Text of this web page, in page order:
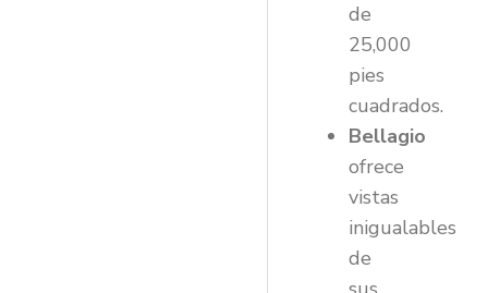
de
25,000
pies
cuadrados.
Bellagio
ofrece
vistas
inigualables
de